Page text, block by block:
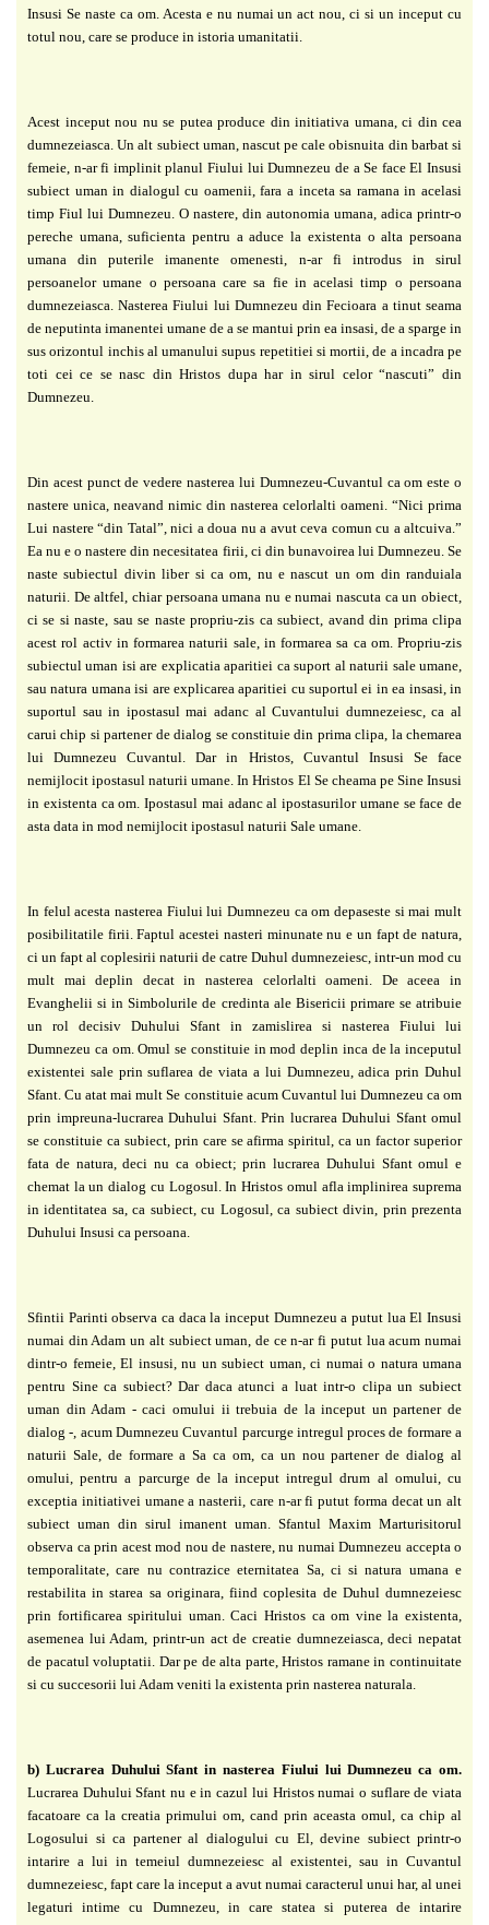
Insusi Se naste ca om. Acesta e nu numai un act nou, ci si un inceput cu
totul nou, care se produce in istoria umanitatii.
Acest inceput nou nu se putea produce din initiativa umana, ci din cea
dumnezeiasca.Un alt subiect uman, nascut pe cale obisnuita din barbat si
femeie, n-ar fi implinitplanul Fiului lui Dumnezeu de a Se face El Insusi
subiect uman in dialogul cu oamenii, fara a inceta sa ramana in acelasi
timp Fiul lui Dumnezeu. O nastere, din autonomia umana, adica printr-o
pereche umana, suficienta pentru a aduce la existenta o alta persoana
umana dinputerile imanente omenesti, n-ar fi introdus in sirul
persoanelor umane o persoana care sa fie in acelasi timp o persoana
dumnezeiasca. Nasterea Fiului lui Dumnezeu din Fecioara a tinut seama
de neputinta imanentei umane de a se mantui prin ea insasi, de a sparge in
sus orizontul inchis al umanului supus repetitiei si mortii, de a incadra pe
toti cei ce se nasc din Hristos dupa har in sirul celor “nascuti” din
Dumnezeu.
Din acest punct de vedere nasterea lui Dumnezeu-Cuvantul ca om este o
nastere unica, neavand nimic din nasterea celorlalti oameni. “Nici prima
Lui nastere “din Tatal”, nici a doua nu a avut ceva comun cu a altcuiva.”
Ea nu e o nastere din necesitatea firii, ci din bunavoirea lui Dumnezeu. Se
naste subiectul divin liber si ca om, nu e nascut un om din randuiala
naturii. De altfel, chiar persoana umana nu e numai nascuta ca un obiect,
ci se sinaste, sau se naste propriu-zis ca subiect, avand din prima clipa
acest rol activ in formareanaturii sale, in formarea sa ca om. Propriu-zis
subiectul uman isi are explicatia aparitiei casuport al naturii sale umane,
sau natura umana isi are explicarea aparitiei cu suportul ei in ea insasi, in
suportul sau in ipostasul mai adanc al Cuvantului dumnezeiesc, ca al
carui chip sipartener de dialog se constituie din prima clipa, la chemarea
lui Dumnezeu Cuvantul. Dar in Hristos, Cuvantul Insusi Se face
nemijlocit ipostasul naturii umane. In Hristos El Se cheama pe Sine Insusi
in existenta ca om. Ipostasul mai adanc al ipostasurilor umane se face de
asta data in mod nemijlocit ipostasul naturii Sale umane.
In felul acesta nasterea Fiului lui Dumnezeu ca om depaseste si mai mult
posibilitatile firii. Faptul acestei nasteri minunate nu e un fapt de natura,
ci un fapt al coplesirii naturii de catre Duhul dumnezeiesc, intr-un mod cu
mult mai deplin decat in nasterea celorlalti oameni. De aceea in
Evanghelii si in Simbolurilede credinta ale Bisericii primare se atribuie
un rol decisiv Duhului Sfant in zamislirea si nasterea Fiului lui
Dumnezeu ca om. Omul se constituie in mod deplin inca de la inceputul
existentei sale prin suflarea de viata a lui Dumnezeu, adica prin Duhul
Sfant. Cu atat mai multSe constituie acum Cuvantul lui Dumnezeu ca om
prin impreuna-lucrarea Duhului Sfant. Prin lucrarea Duhului Sfant omul
se constituie ca subiect, prin care se afirma spiritul, ca un factor superior
fata de natura, deci nu ca obiect; prin lucrarea Duhului Sfant omul e
chemat la undialog cu Logosul. In Hristos omul afla implinirea suprema
in identitatea sa, ca subiect, cu Logosul, ca subiect divin, prin prezenta
Duhului Insusi ca persoana.
Sfintii Parinti observa ca daca la inceput Dumnezeu a putut lua El Insusi
numai din Adam un alt subiect uman, de ce n-ar fi putut lua acum numai
dintr-o femeie, El insusi, nu un subiect uman, ci numai o natura umana
pentru Sine ca subiect? Dar daca atunci a luat intr-o clipa un subiect
uman din Adam - caci omului ii trebuia de la inceput un partener de
dialog -, acum Dumnezeu Cuvantul parcurge intregul proces de formare a
naturii Sale, de formare a Saca om, ca un nou partener de dialog al
omului, pentru a parcurge de la inceput intregul drum al omului, cu
exceptia initiativei umane a nasterii, care n-ar fi putut forma decat un alt
subiect uman din sirul imanent uman. Sfantul Maxim Marturisitorul
observa ca prin acest mod nou de nastere, nu numai Dumnezeu accepta o
temporalitate, care nu contrazice eternitatea Sa, ci sinatura umana e
restabilita in starea sa originara, fiind coplesita de Duhul dumnezeiesc
prin fortificarea spiritului uman. Caci Hristos ca om vine la existenta,
asemenea lui Adam, printr-un act de creatie dumnezeiasca, deci nepatat
de pacatul voluptatii. Dar pe de alta parte,Hristos ramane in continuitate
si cu succesorii lui Adam veniti la existenta prin nasterea naturala.
b) Lucrarea Duhului Sfant in nasterea Fiului lui Dumnezeu ca om.
Lucrarea DuhuluiSfant nu e in cazul lui Hristos numai o suflare de viata
facatoare ca la creatia primului om, cand prin aceasta omul, ca chip al
Logosului si ca partener al dialogului cu El, devine subiect printr-o
intarire a lui in temeiul dumnezeiesc al existentei, sau in Cuvantul
dumnezeiesc, fapt care la inceput a avut numai caracterul unui har, al unei
legaturi intime cu Dumnezeu, in carestatea si puterea de intarire